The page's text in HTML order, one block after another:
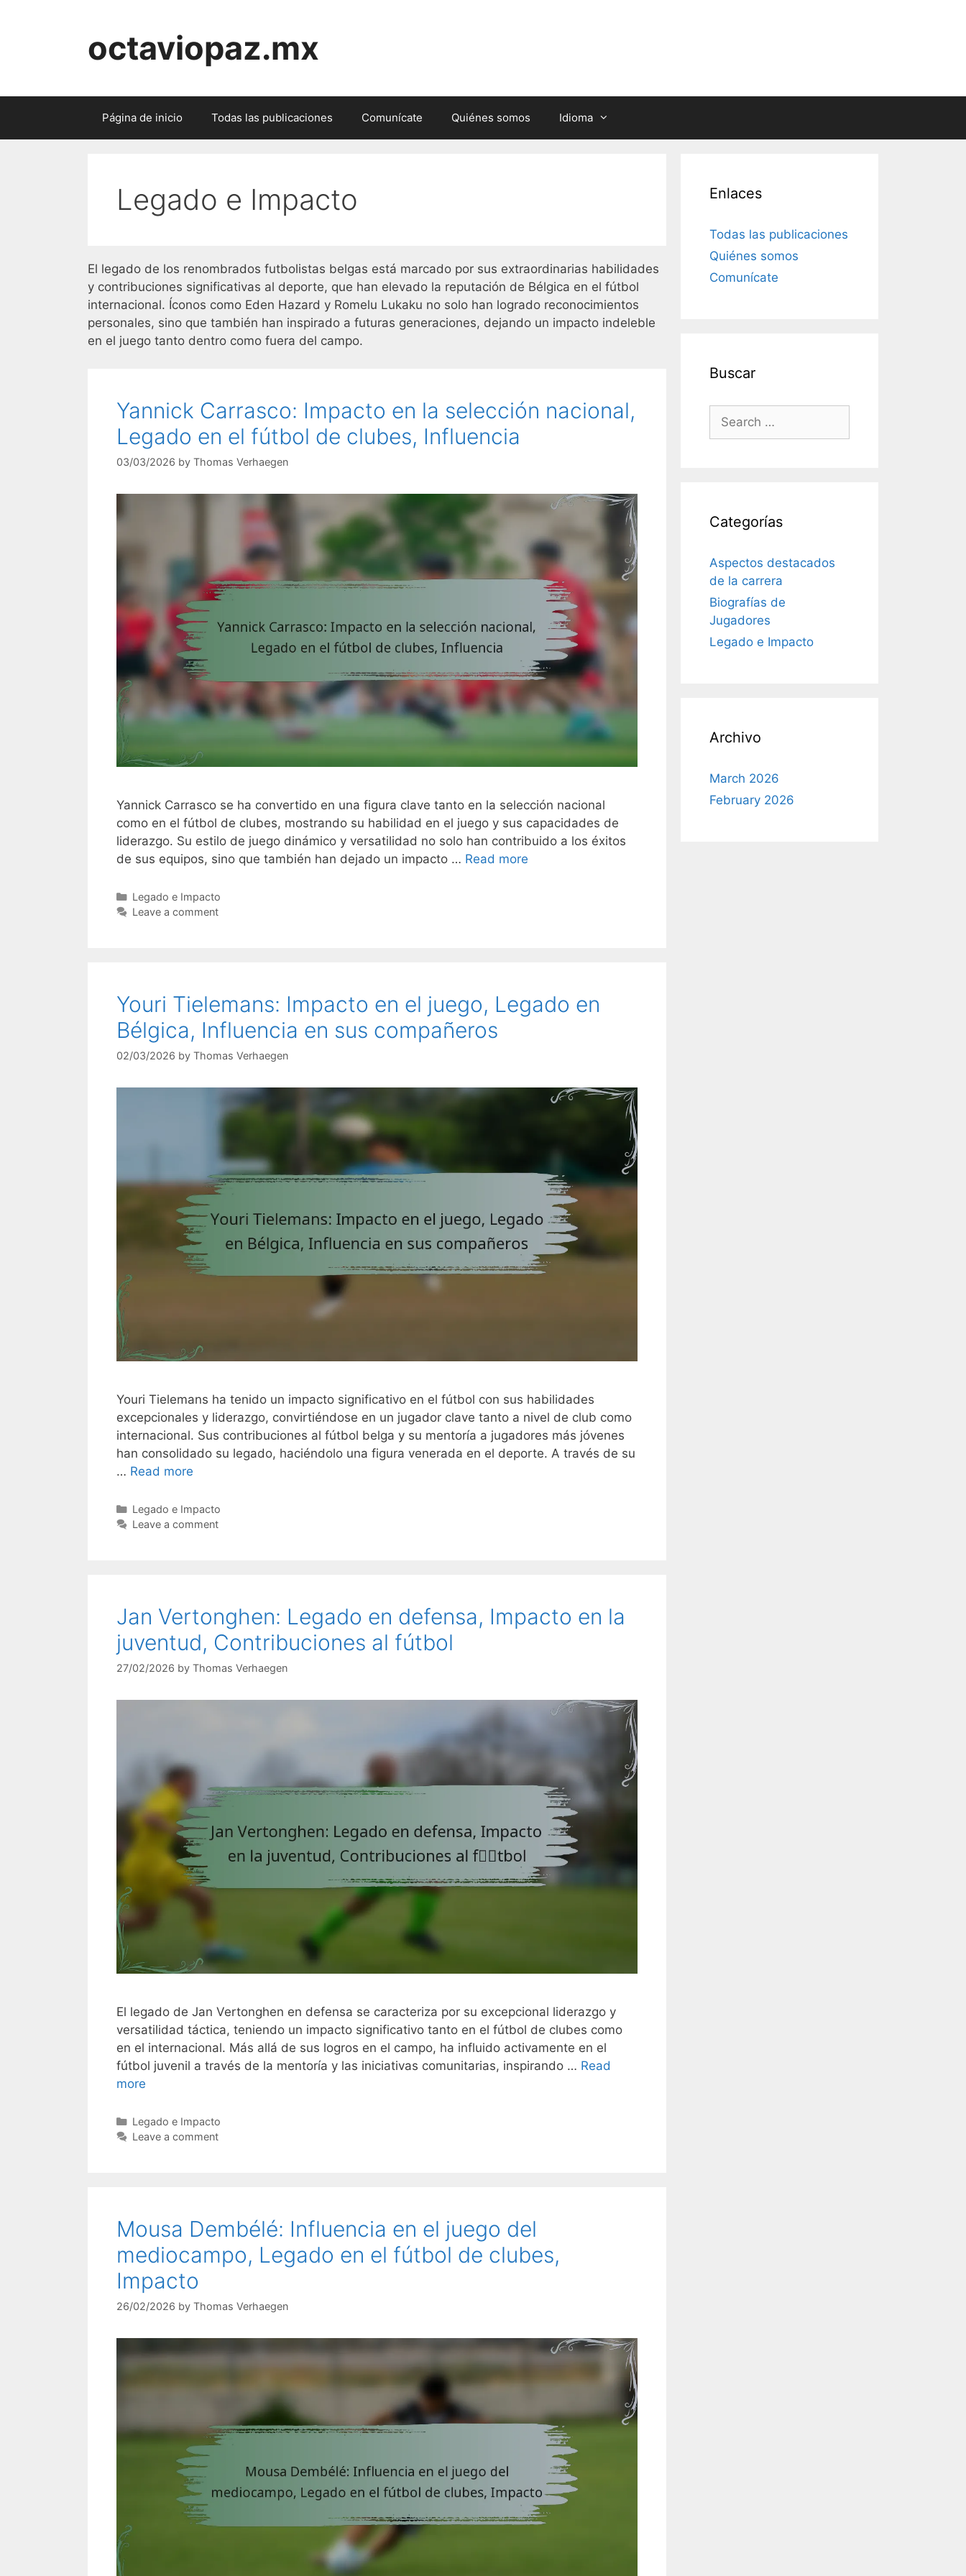
octaviopaz.mx
Página de inicio Todas las publicaciones Comunícate Quiénes somos Idioma
Legado e Impacto
El legado de los renombrados futbolistas belgas está marcado por sus extraordinarias habilidades
y contribuciones significativas al deporte, que han elevado la reputación de Bélgica en el fútbol
internacional. Íconos como Eden Hazard y Romelu Lukaku no solo han logrado reconocimientos
personales, sino que también han inspirado a futuras generaciones, dejando un impacto indeleble
en el juego tanto dentro como fuera del campo.
Yannick Carrasco: Impacto en la selección nacional,
Legado en el fútbol de clubes, Influencia
03/03/2026 by Thomas Verhaegen
Yannick Carrasco se ha convertido en una figura clave tanto en la selección nacional
como en el fútbol de clubes, mostrando su habilidad en el juego y sus capacidades de
liderazgo. Su estilo de juego dinámico y versatilidad no solo han contribuido a los éxitos
de sus equipos, sino que también han dejado un impacto … Read more
Categories
Legado e Impacto
Leave a comment
Youri Tielemans: Impacto en el juego, Legado en
Bélgica, Influencia en sus compañeros
02/03/2026 by Thomas Verhaegen
Youri Tielemans ha tenido un impacto significativo en el fútbol con sus habilidades
excepcionales y liderazgo, convirtiéndose en un jugador clave tanto a nivel de club como
internacional. Sus contribuciones al fútbol belga y su mentoría a jugadores más jóvenes
han consolidado su legado, haciéndolo una figura venerada en el deporte. A través de su
… Read more
Categories
Legado e Impacto
Leave a comment
Jan Vertonghen: Legado en defensa, Impacto en la
juventud, Contribuciones al fútbol
27/02/2026 by Thomas Verhaegen
El legado de Jan Vertonghen en defensa se caracteriza por su excepcional liderazgo y
versatilidad táctica, teniendo un impacto significativo tanto en el fútbol de clubes como
en el internacional. Más allá de sus logros en el campo, ha influido activamente en el
fútbol juvenil a través de la mentoría y las iniciativas comunitarias, inspirando … Read
more
Categories
Legado e Impacto
Leave a comment
Mousa Dembélé: Influencia en el juego del
mediocampo, Legado en el fútbol de clubes,
Impacto
26/02/2026 by Thomas Verhaegen
Enlaces
Todas las publicaciones
Quiénes somos
Comunícate
Buscar
Search
for:
Categorías
Aspectos destacados
de la carrera
Biografías de
Jugadores
Legado e Impacto
Archivo
March 2026
February 2026